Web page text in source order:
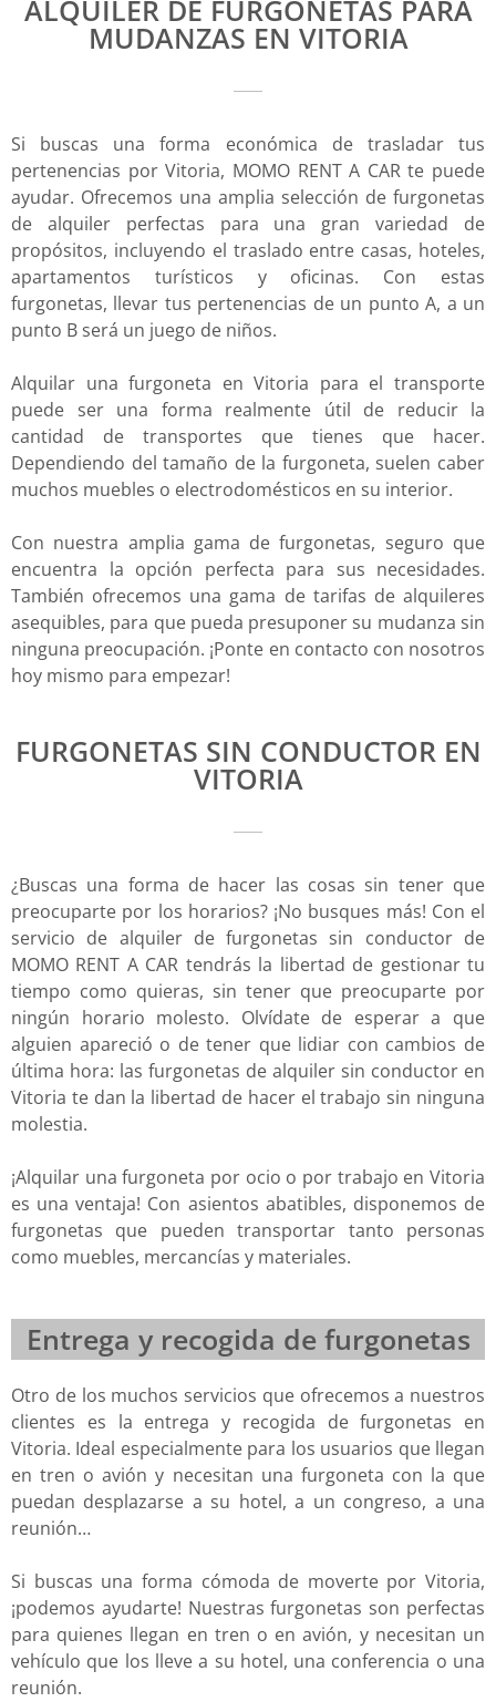
ALQUILER DE FURGONETAS PARA
MUDANZAS EN VITORIA
Si buscas una forma económica de trasladar tus
pertenencias por Vitoria, MOMO RENT A CAR te puede
ayudar. Ofrecemos una amplia selección de furgonetas
de alquiler perfectas para una gran variedad de
propósitos, incluyendo el traslado entre casas, hoteles,
apartamentos turísticos y oficinas. Con estas
furgonetas, llevar tus pertenencias de un punto A, a un
punto B será un juego de niños.
Alquilar una furgoneta en Vitoria para el transporte
puede ser una forma realmente útil de reducir la
cantidad de transportes que tienes que hacer.
Dependiendo del tamaño de la furgoneta, suelen caber
muchos muebles o electrodomésticos en su interior.
Con nuestra amplia gama de furgonetas, seguro que
encuentra la opción perfecta para sus necesidades.
También ofrecemos una gama de tarifas de alquileres
asequibles, para que pueda presuponer su mudanza sin
ninguna preocupación. ¡Ponte en contacto con nosotros
hoy mismo para empezar!
FURGONETAS SIN CONDUCTOR EN
VITORIA
¿Buscas una forma de hacer las cosas sin tener que
preocuparte por los horarios? ¡No busques más! Con el
servicio de alquiler de furgonetas sin conductor de
MOMO RENT A CAR tendrás la libertad de gestionar tu
tiempo como quieras, sin tener que preocuparte por
ningún horario molesto. Olvídate de esperar a que
alguien apareció o de tener que lidiar con cambios de
última hora: las furgonetas de alquiler sin conductor en
Vitoria te dan la libertad de hacer el trabajo sin ninguna
molestia.
¡Alquilar una furgoneta por ocio o por trabajo en Vitoria
es una ventaja! Con asientos abatibles, disponemos de
furgonetas que pueden transportar tanto personas
como muebles, mercancías y materiales.
Entrega y recogida de furgonetas
Otro de los muchos servicios que ofrecemos a nuestros
clientes es la entrega y recogida de furgonetas en
Vitoria. Ideal especialmente para los usuarios que llegan
en tren o avión y necesitan una furgoneta con la que
puedan desplazarse a su hotel, a un congreso, a una
reunión…
Si buscas una forma cómoda de moverte por Vitoria,
¡podemos ayudarte! Nuestras furgonetas son perfectas
para quienes llegan en tren o en avión, y necesitan un
vehículo que los lleve a su hotel, una conferencia o una
reunión.